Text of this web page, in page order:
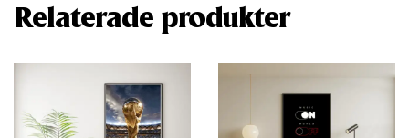
Relaterade produkter